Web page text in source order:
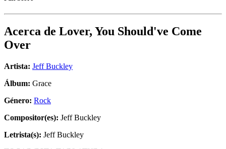
Acerca de Lover, You Should've Come
Over
Artista: Jeff Buckley
Álbum: Grace
Género: Rock
Compositor(es): Jeff Buckley
Letrista(s): Jeff Buckley